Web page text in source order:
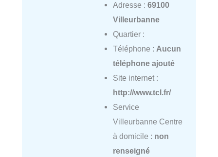
Adresse : 69100
Villeurbanne
Quartier :
Téléphone : Aucun
téléphone ajouté
Site internet :
http://www.tcl.fr/
Service
Villeurbanne Centre
à domicile : non
renseigné